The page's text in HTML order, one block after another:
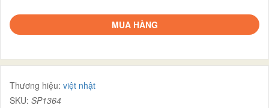
MUA HÀNG
Thương hiệu: việt nhật
SKU: SP1364